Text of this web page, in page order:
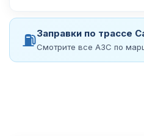
⛽Заправки по трассе
Смотрите все АЗС по